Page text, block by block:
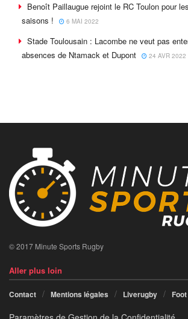
Benoît Paillaugue rejoint le RC Toulon pour
saisons !
6 MAI 2022
Stade Toulousain : Lacombe ne veut pas
absences de Ntamack et Dupont
24 AVR 2022
© 2017 Minute Sports Rugby
Aller plus loin
Contact Mentions légales Liverugby